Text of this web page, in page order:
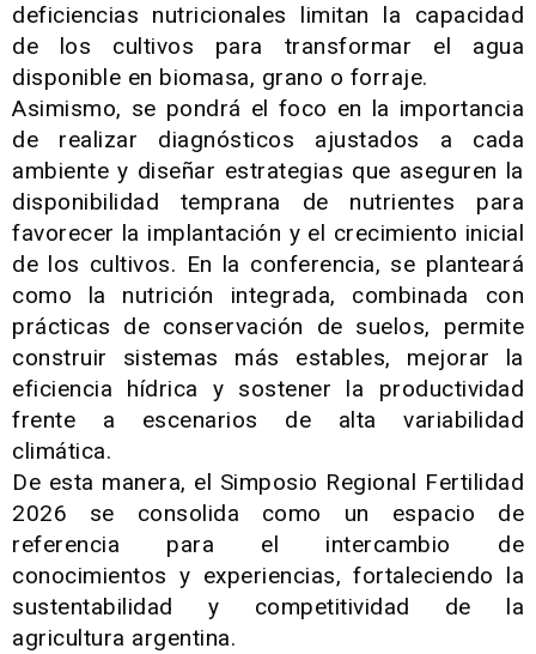
deficiencias nutricionales limitan la capacidad
de los cultivos para transformar el agua
disponible en biomasa, grano o forraje.
Asimismo, se pondrá el foco en la importancia
de realizar diagnósticos ajustados a cada
ambiente y diseñar estrategias que aseguren la
disponibilidad temprana de nutrientes para
favorecer la implantación y el crecimiento inicial
de los cultivos. En la conferencia, se planteará
como la nutrición integrada, combinada con
prácticas de conservación de suelos, permite
construir sistemas más estables, mejorar la
eficiencia hídrica y sostener la productividad
frente a escenarios de alta variabilidad
climática.
De esta manera, el Simposio Regional Fertilidad
2026 se consolida como un espacio de
referencia para el intercambio de
conocimientos y experiencias, fortaleciendo la
sustentabilidad y competitividad de la
agricultura argentina.